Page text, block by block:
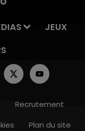
JEUX
Recrutement
Plan du site